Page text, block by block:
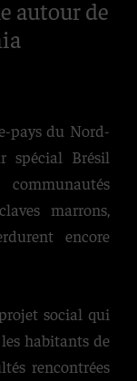
autour de
pays du Nord-
spécial Brésil
marrons,
encore
social qui
habitants de
rencontrées